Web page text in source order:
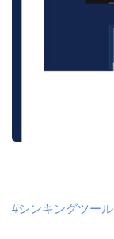
#シンキングツール